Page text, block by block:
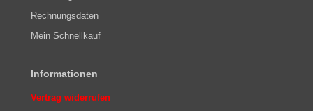
Rechnungsdaten
Mein Schnellkauf
Informationen
Vertrag widerrufen